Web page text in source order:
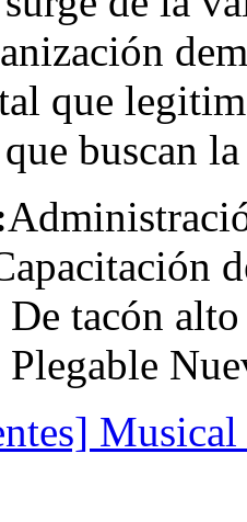
que
buscan
tacón